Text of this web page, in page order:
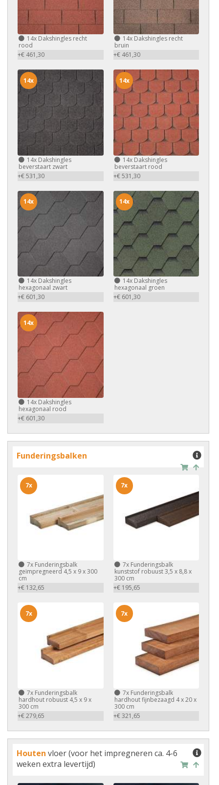
14x Dakshingles recht
rood
+€ 461,30
14xDakshingles recht
bruin
+€ 461,30
14x Dakshingles
beverstaart zwart
+€ 531,30
14x
14xDakshingles
beverstaart rood
+€ 531,30
14x
14x Dakshingles
hexagonaal zwart
+€ 601,30
14x
14xDakshingles
hexagonaal groen
+€ 601,30
14x
14x Dakshingles
hexagonaal rood
+€ 601,30
14x
Funderingsbalken
7x Funderingsbalk
geïmpregneerd 4,5 x 9 x 300
cm
+€ 132,65
7x
7xFunderingsbalk
kunststof robuust 3,5 x 8,8 x
300 cm
+€ 195,65
7x
7x Funderingsbalk
hardhout robuust 4,5 x 9 x
300 cm
+€ 279,65
7x
7xFunderingsbalk
hardhout fijnbezaagd 4 x 20 x
300 cm
+€ 321,65
7x
Houten vloer (voor het impregneren ca. 4-6
weken extra levertijd)